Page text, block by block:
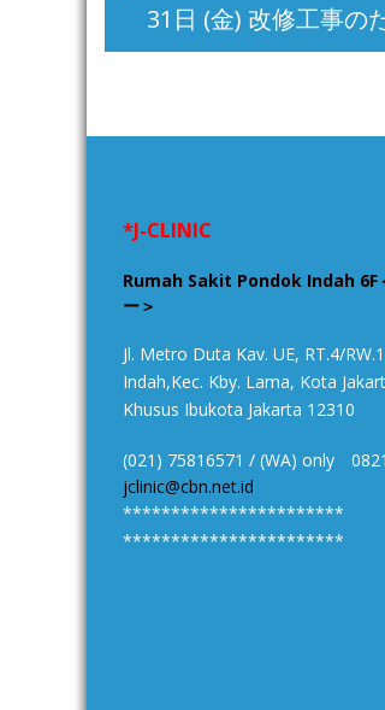
ビ
ン
31日 (金) 改修工事の
*J-CLINIC
Rumah Sakit Pondok Indah 6F
ー＞
Jl. Metro Duta Kav. UE, RT.4/
Indah,Kec. Kby. Lama, Kota
Khusus Ibukota Jakarta 12310
(021) 75816571 / (WA) only
jclinic@cbn.net.id
***********************
***********************